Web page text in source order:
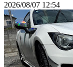
2026/08/07 12:54